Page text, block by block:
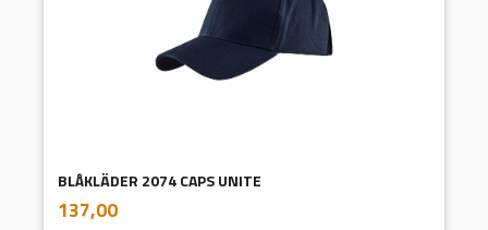
BLÅKLÄDER 2074 CAPS UNITE
Pris
137,00mva.